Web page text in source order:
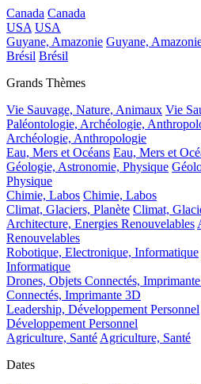
Canada Canada
USA USA
Guyane, Amazonie Guyane,
Brésil Brésil
Grands Thèmes
Vie Sauvage, Nature, Animaux Vie
Paléontologie, Archéologie,
Archéologie, Anthropologie
Eau, Mers et Océans Eau, Mers et
Géologie, Astronomie, Physique
Physique
Chimie, Labos Chimie, Labos
Climat, Glaciers, Planète Climat,
Architecture, Energies Renouvelables
Renouvelables
Robotique, Electronique, Informatique
Informatique
Drones, Objets Connectés,
Connectés, Imprimante 3D
Leadership, Développement Personnel
Développement Personnel
Agriculture, SantéAgriculture, Santé
Dates